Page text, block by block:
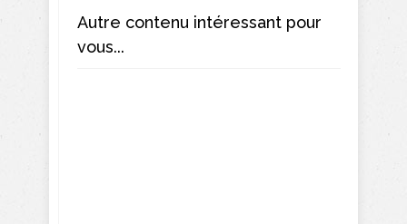
Autre contenu intéressant pour
vous...